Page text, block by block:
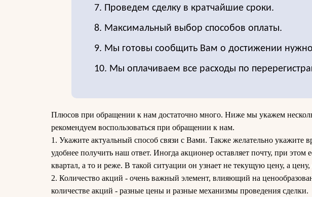
7. Проведем сделку в кратчайшие сроки.
8. Максимальный выбор способов оплаты.
9. Мы готовы сообщить Вам о достижении
10. Мы оплачиваем все расходы по
Плюсов при обращении к нам достаточно много. Ниже мы укажем
рекомендуем воспользоваться при обращении к нам.
1. Укажите актуальный способ связи с Вами. Также желательно укажите
удобнее получить наш ответ. Иногда акционер оставляет почту, при этом
квартал, а то и реже. В такой ситуации он узнает не текущую цену, а цену,
2. Количество акций - очень важный элемент, влияющий на
количестве акций - разные цены и разные механизмы проведения сделки.